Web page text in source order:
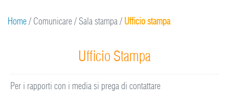
Home/ Comunicare/Sala stampa/ Ufficio stampa
Ufficio Stampa
Per i rapporti con i media si prega di contattare